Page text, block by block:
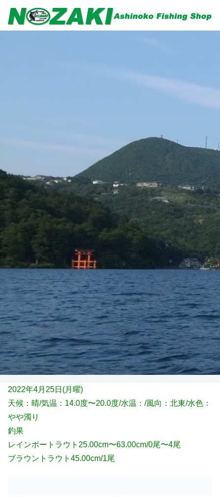
2022年4月25日(月 曜)
天候：晴/気温：14.0度〜20.0度/水温：/風向：北東/水色：
やや濁り
釣果
レインボートラウト25.00cm〜63.00cm/0尾〜4尾
ブラウントラウト45.00cm/1尾